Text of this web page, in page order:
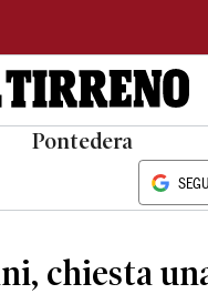
Pontedera
chiesta